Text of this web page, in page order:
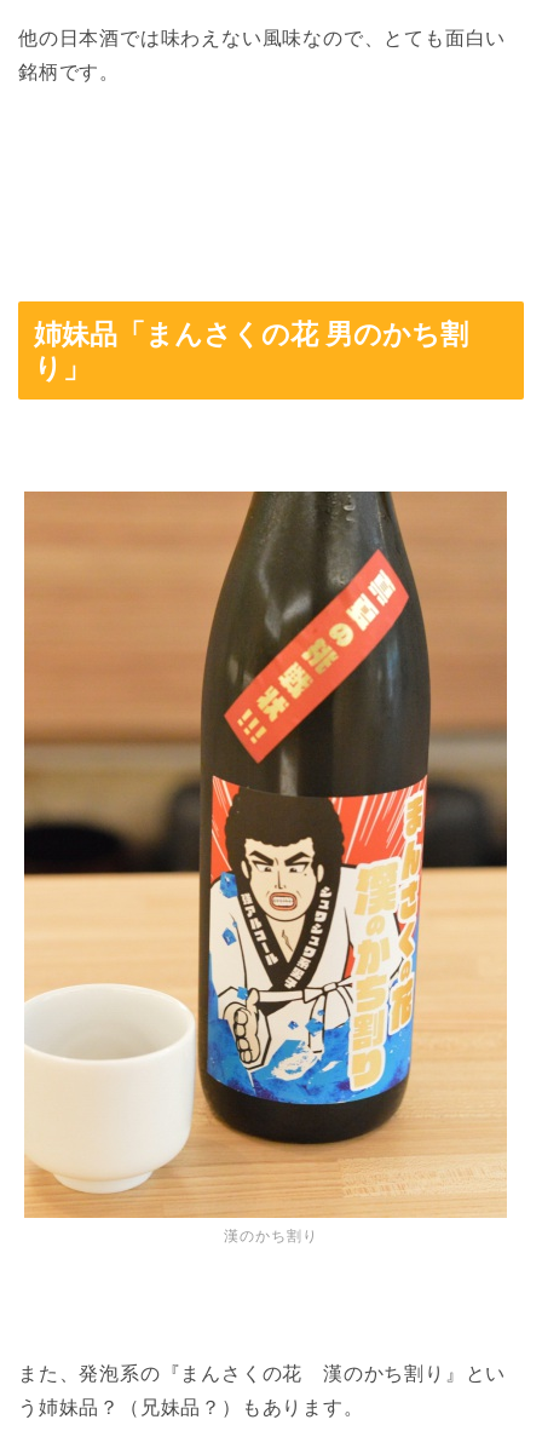
他の日本酒では味わえない風味なので、とても面白い
銘柄です。
姉妹品「まんさくの花 男のかち割
り」
漢のかち割り
また、発泡系の『まんさくの花 漢のかち割り』とい
う姉妹品？（兄妹品？）もあります。